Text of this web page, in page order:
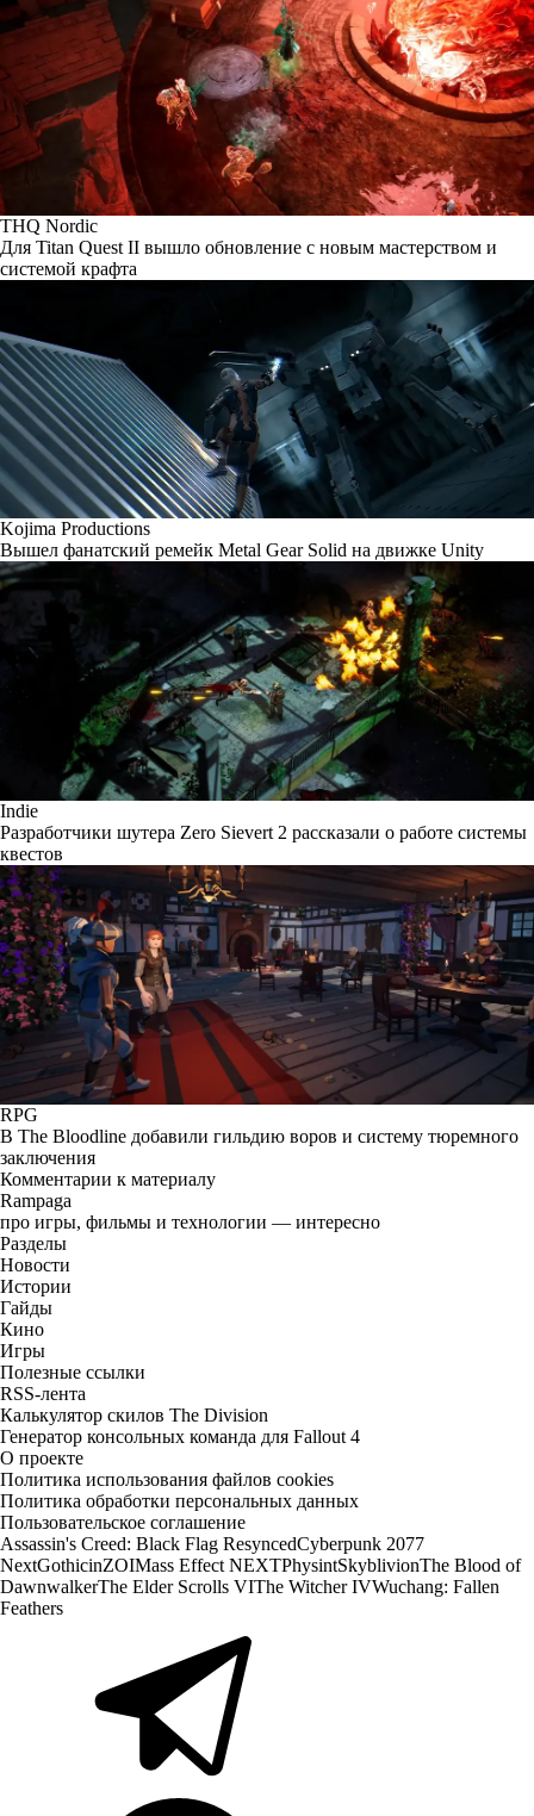
THQ Nordic
Для Titan Quest II вышло обновление с новым мастерством и
системой крафта
Kojima Productions
Вышел фанатский ремейк Metal Gear Solid на движке Unity
Indie
Разработчики шутера Zero Sievert 2 рассказали о работе системы
квестов
RPG
В The Bloodline добавили гильдию воров и систему тюремного
заключения
Комментарии к материалу
Rampaga
про игры, фильмы и технологии — интересно
Разделы
Новости
Истории
Гайды
Кино
Игры
Полезные ссылки
RSS-лента
Калькулятор скилов The Division
Генератор консольных команда для Fallout 4
О проекте
Политика использования файлов cookies
Политика обработки персональных данных
Пользовательское соглашение
Assassin's Creed: Black Flag ResyncedCyberpunk 2077
NextGothicinZOIMass Effect NEXTPhysintSkyblivionThe Blood of
DawnwalkerThe Elder Scrolls VIThe Witcher IVWuchang: Fallen
Feathers